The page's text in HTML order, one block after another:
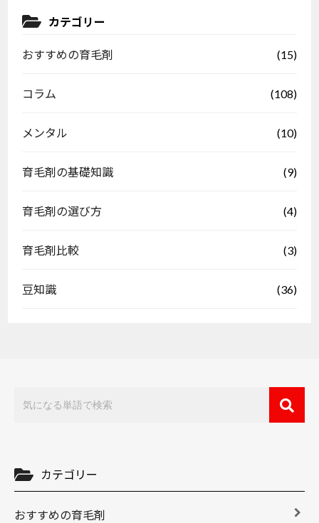
カテゴリー
おすすめの育毛剤 (15)
コラム (108)
メンタル (10)
育毛剤の基礎知識 (9)
育毛剤の選び方 (4)
育毛剤比較 (3)
豆知識 (36)
カテゴリー
おすすめの育毛剤